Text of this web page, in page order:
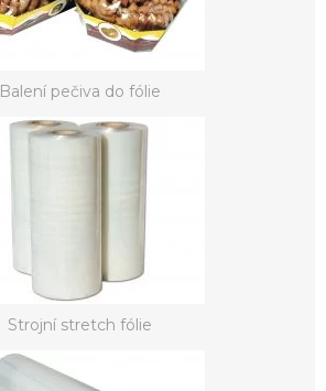
Balení pečiva do fólie
Strojní stretch fólie